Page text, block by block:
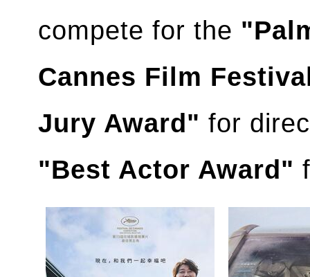
compete for the
Cannes Film
Jury Award" for
"Best Actor Award"